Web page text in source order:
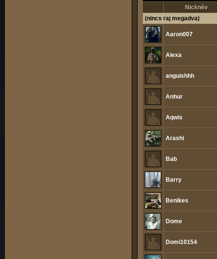
Nicknév
(nincs raj megadva)
Aaron007
Alexa
anguishhh
Anhur
Aqwis
Arashi
Bab
Barry
Benikes
Dome
Domi10154